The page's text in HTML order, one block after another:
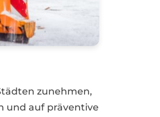
zunehmen,
und auf präventive